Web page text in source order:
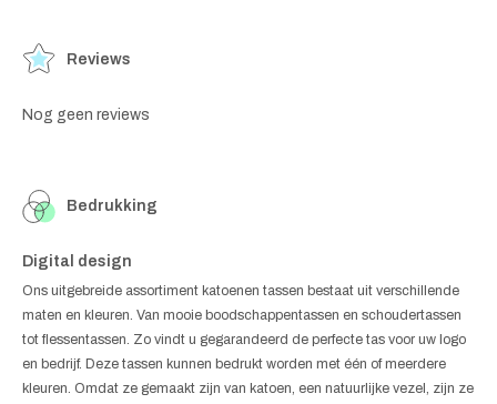
Reviews
Nog geen reviews
Bedrukking
Digital design
Ons uitgebreide assortiment katoenen tassen bestaat uit verschillende
maten en kleuren. Van mooie boodschappentassen en schoudertassen
tot flessentassen. Zo vindt u gegarandeerd de perfecte tas voor uw logo
en bedrijf. Deze tassen kunnen bedrukt worden met één of meerdere
kleuren. Omdat ze gemaakt zijn van katoen, een natuurlijke vezel, zijn ze